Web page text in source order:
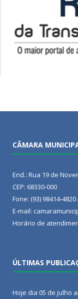
CÂMARA
End.: Rua 19 de
CEP: 68330-000
Fone: (93) 98414-
E-mail:
Horário de
ÚLTIMAS
Hoje dia 05 de julho